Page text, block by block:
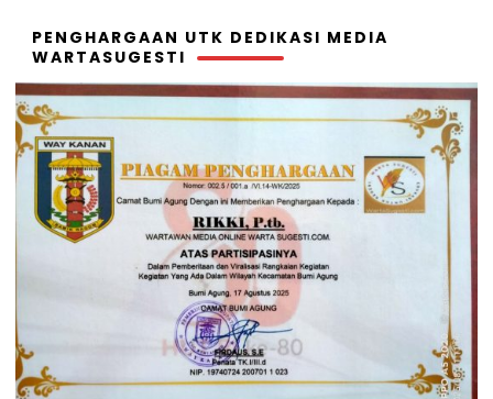
PENGHARGAAN UTK DEDIKASI MEDIA
WARTASUGESTI